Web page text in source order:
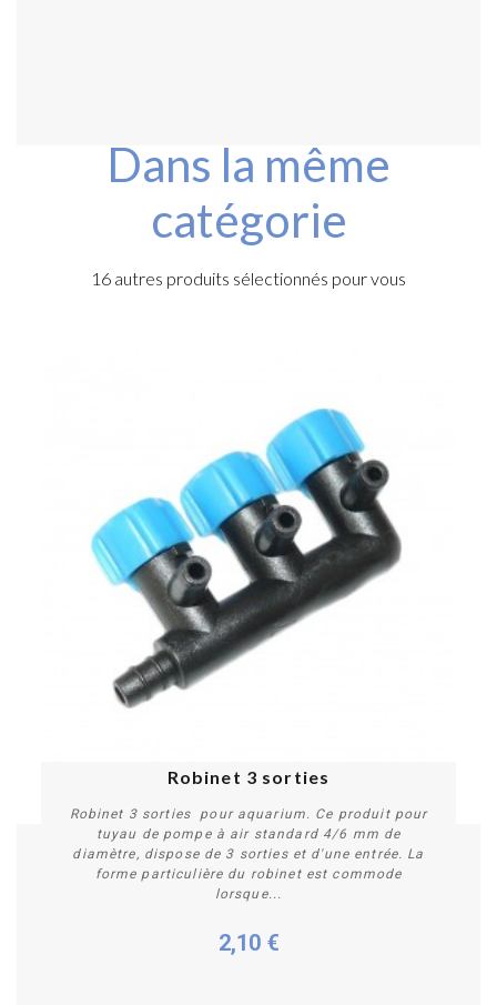
Dans la même
catégorie
16 autres produits sélectionnés pour vous
Acheter
Robinet 3 sorties
Robinet 3 sorties pour aquarium. Ce produit pour
tuyau de pompe à air standard 4/6 mm de
diamètre, dispose de 3 sorties et d'une entrée. La
forme particulière du robinet est commode
lorsque...
2,10 €